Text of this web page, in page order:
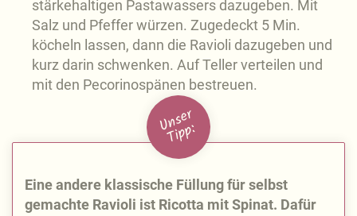
stärkehaltigen Pastawassers dazugeben. Mit
Salz und Pfeffer würzen. Zugedeckt 5 Min.
köcheln lassen, dann die Ravioli dazugeben und
kurz darin schwenken. Auf Teller verteilen und
mit den Pecorinospänen bestreuen.
U
n
s
e
r
Ti
p
p:
Eine andere klassische Füllung für selbst
gemachte Ravioli ist Ricotta mit Spinat. Dafür